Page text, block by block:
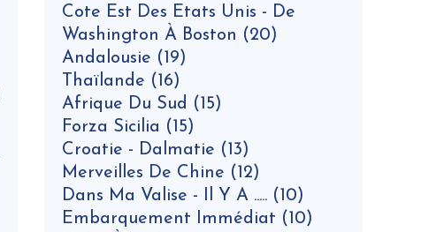
Cote Est Des Etats Unis - De
Washington À Boston (20)
Andalousie (19)
Thaïlande (16)
Afrique Du Sud (15)
Forza Sicilia (15)
Croatie - Dalmatie (13)
Merveilles De Chine (12)
Dans Ma Valise - Il Y A ..... (10)
Embarquement Immédiat (10)